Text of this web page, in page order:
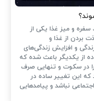
سفره و میز غذا یکی از
بردن از غذا و
و افزایش زندگی‌های
از یکدیگر باعث شده که
را در سکوت و تنهایی صرف
این تغییر ساده در
نباشد و پیامدهایی